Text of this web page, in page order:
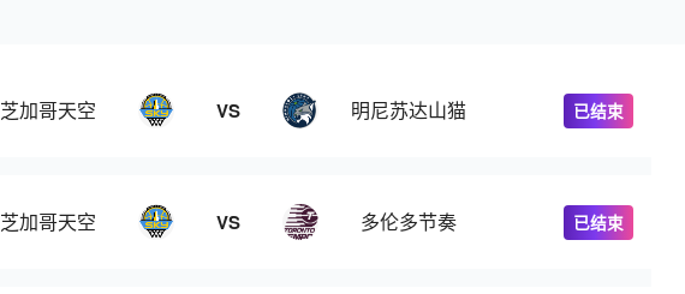
芝加哥天空 VS 明尼苏达山猫 已结束
芝加哥天空 VS 多伦多节奏 已结束